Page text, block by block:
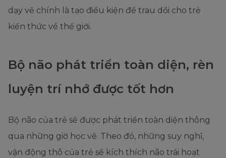
dạy vẽ chính là tạo điều kiện để trau dồi cho trẻ
kiến thức về thế giới.
Bộ não phát triển toàn diện, rèn
luyện trí nhớ được tốt hơn
Bộ não của trẻ sẽ được phát triển toàn diện thông
qua những giờ học vẽ. Theo đó, những suy nghĩ,
vận động thô của trẻ sẽ kích thích não trái hoạt